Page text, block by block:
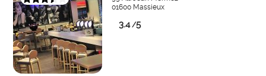
01600 Massieux
3.4/5